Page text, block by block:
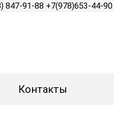
847-91-88 +7(978)653-44-90
Контакты